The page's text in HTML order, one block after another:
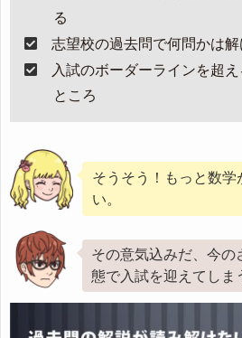
る
志望校の過去問で何問かは
入試のボーダーラインを超
ところ
そうそう！もっと数学
い。
その意気込みだ、今の
態で入試を迎えてしま